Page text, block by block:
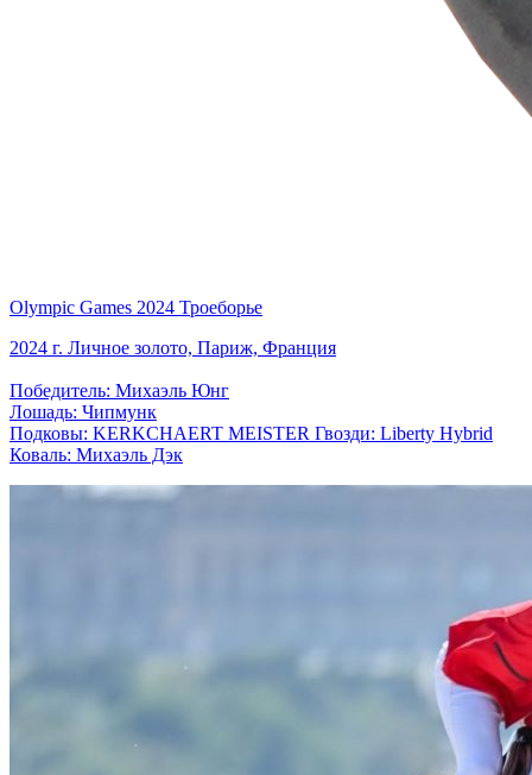
Olympic Games 2024 Троеборье
2024 г. Личное золото, Париж, Франция
Победитель: Михаэль Юнг
Лошадь: Чипмунк
Подковы: KERKCHAERT MEISTER Гвозди: Liberty Hybrid
Коваль: Михаэль Дэк